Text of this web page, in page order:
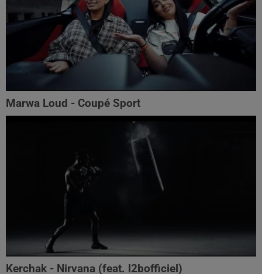
Marwa Loud - Coupé Sport
Kerchak - Nirvana (feat. ‪l2bofficiel‬)